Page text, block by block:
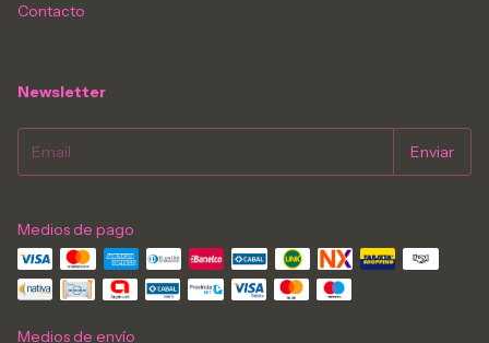
Contacto
Newsletter
Medios de pago
Medios de envío